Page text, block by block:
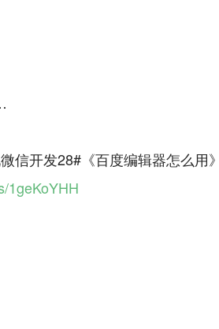
信开发28#《百度编辑器怎么用
1geKoYHH